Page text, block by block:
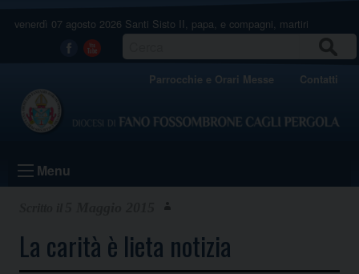
venerdì 07 agosto 2026 Santi Sisto II, papa, e compagni, martiri
Facebook
Youtube
Parrocchie e Orari Messe Contatti
Menu
La carità è lieta notizia